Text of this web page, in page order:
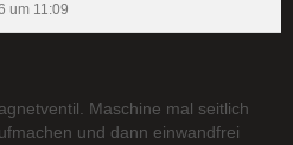
um 11:09
Maschine mal seitlich
und dann einwandfrei